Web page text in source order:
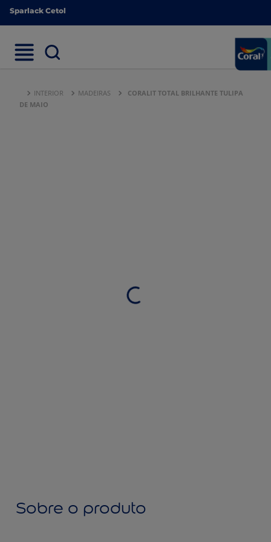
Sparlack Cetol
Sparlack Cetol
INTERIOR MADEIRAS
CORALIT TOTAL BRILHANTE TULIPA
DE MAIO
Sobre o produto